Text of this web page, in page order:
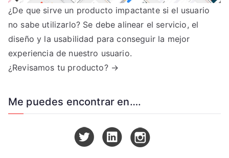
¿De que sirve un producto impactante si el usuario
no sabe utilizarlo? Se debe alinear el servicio, el
diseño y la usabilidad para conseguir la mejor
experiencia de nuestro usuario.
¿Revisamos tu producto? →
Me puedes encontrar en….